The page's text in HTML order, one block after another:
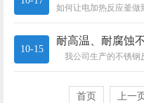
如何让电加热反应釜做
10-15
耐高温、耐腐蚀
首页 上一